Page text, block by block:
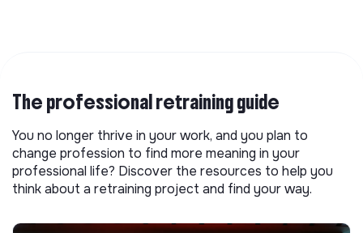
The professional retraining guide
You no longer thrive in your work, and you plan to
change profession to find more meaning in your
professional life? Discover the resources to help you
think about a retraining project and find your way.